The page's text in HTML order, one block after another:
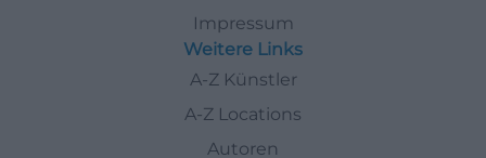
Impressum
Weitere Links
A-Z Künstler
A-Z Locations
Autoren